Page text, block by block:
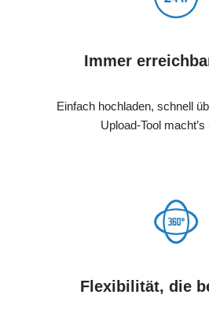
Immer
Einfach hochladen, schnell
Upload-Tool
Flexibilität, die